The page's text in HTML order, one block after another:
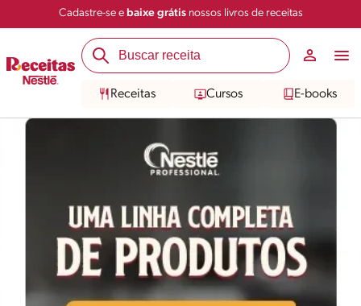
Cadastre-se e baixe grátisnossos livros de receitas
Receitas Cursos E-books